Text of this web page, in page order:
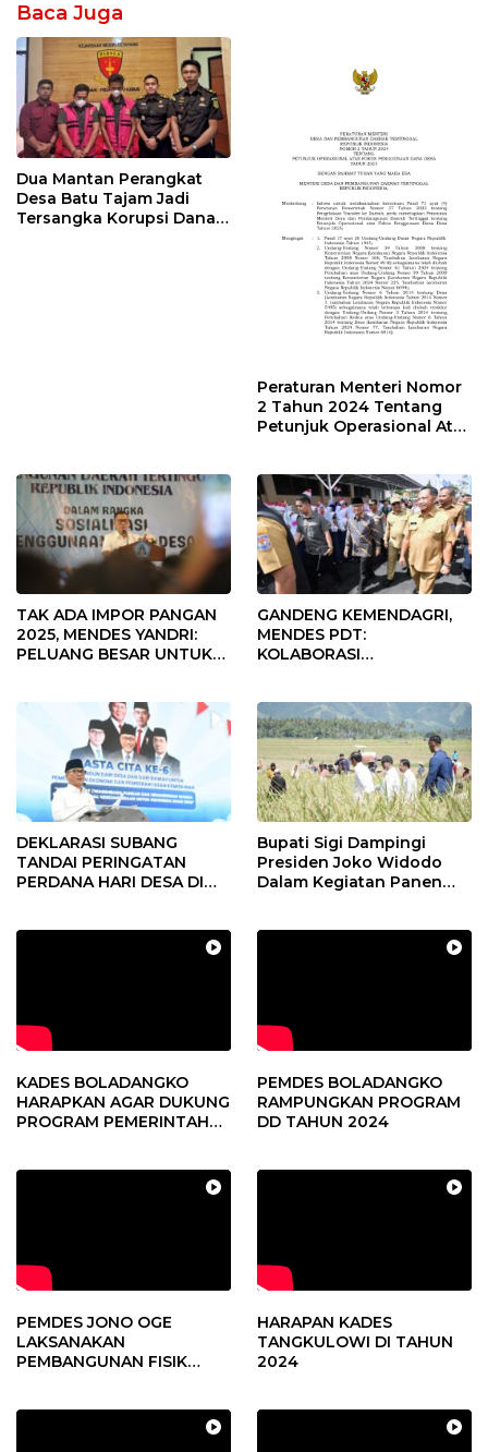
Baca Juga
Dua Mantan Perangkat
Desa Batu Tajam Jadi
Tersangka Korupsi Dana
Peraturan Menteri Nomor
2 Tahun 2024 Tentang
Petunjuk Operasional Atas
TAK ADA IMPOR PANGAN
2025, MENDES YANDRI:
PELUANG BESAR UNTUK
GANDENG KEMENDAGRI,
MENDES PDT:
KOLABORASI
DEKLARASI SUBANG
TANDAI PERINGATAN
PERDANA HARI DESA DI
Bupati Sigi Dampingi
Presiden Joko Widodo
Dalam Kegiatan Panen
KADES BOLADANGKO
HARAPKAN AGAR DUKUNG
PROGRAM PEMERINTAH
PEMDES BOLADANGKO
RAMPUNGKAN PROGRAM
DD TAHUN 2024
PEMDES JONO OGE
LAKSANAKAN
PEMBANGUNAN FISIK
HARAPAN KADES
TANGKULOWI DI TAHUN
2024